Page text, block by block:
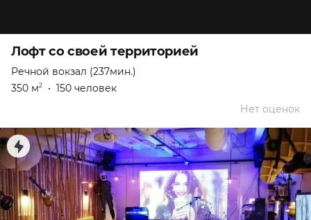
Лофт со своей территорией
Речной вокзал (237мин.)
350 м2 • 150 человек
Нет оценок